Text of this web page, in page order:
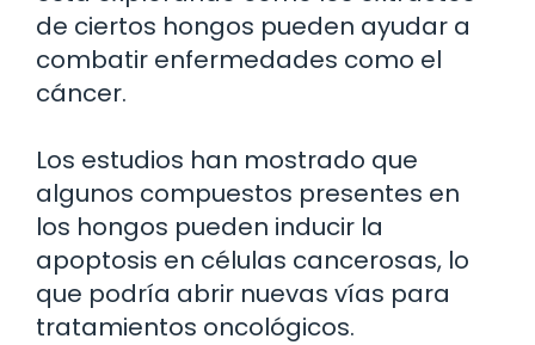
de ciertos hongos pueden ayudar a
combatir enfermedades como el
cáncer.
Los estudios han mostrado que
algunos compuestos presentes en
los hongos pueden inducir la
apoptosis en células cancerosas, lo
que podría abrir nuevas vías para
tratamientos oncológicos.